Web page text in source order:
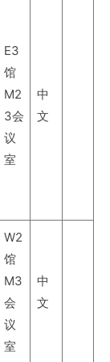
E3
馆
M2
3会
议
室
中
文
W2
馆
M3
会
议
室
中
文